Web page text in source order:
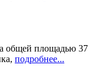
общей площадью 37
подробнее...